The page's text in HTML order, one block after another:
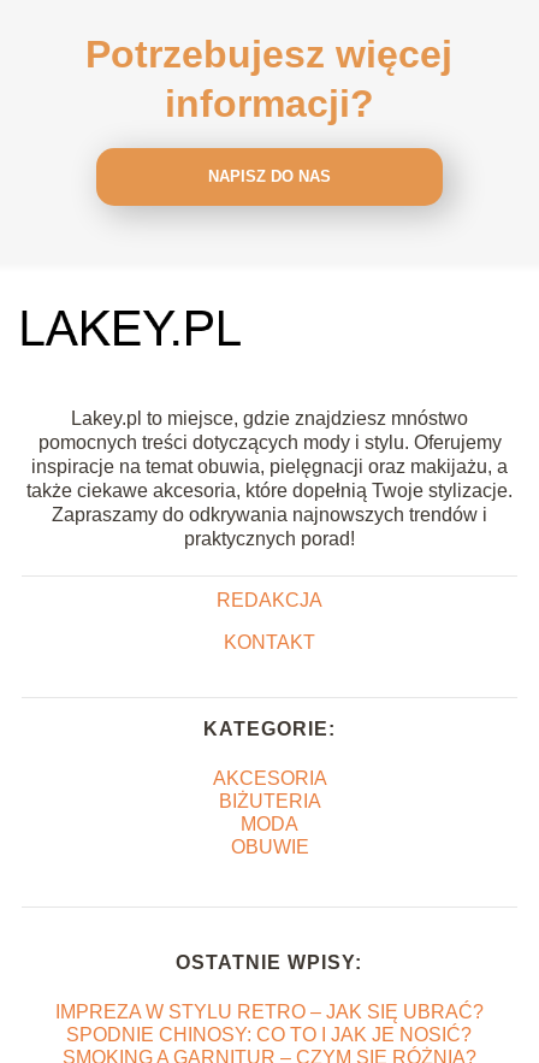
Potrzebujesz więcej
informacji?
NAPISZ DO NAS
Lakey.pl to miejsce, gdzie znajdziesz mnóstwo
pomocnych treści dotyczących mody i stylu. Oferujemy
inspiracje na temat obuwia, pielęgnacji oraz makijażu, a
także ciekawe akcesoria, które dopełnią Twoje stylizacje.
Zapraszamy do odkrywania najnowszych trendów i
praktycznych porad!
REDAKCJA
KONTAKT
KATEGORIE:
AKCESORIA
BIŻUTERIA
MODA
OBUWIE
OSTATNIE WPISY:
IMPREZA W STYLU RETRO – JAK SIĘ UBRAĆ?
SPODNIE CHINOSY: CO TO I JAK JE NOSIĆ?
SMOKING A GARNITUR – CZYM SIĘ RÓŻNIĄ?